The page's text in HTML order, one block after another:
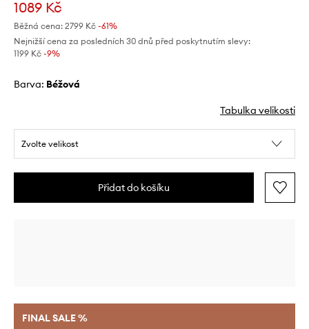
1089 Kč
Běžná cena: 2799 Kč -61%
Nejnižší cena za posledních 30 dnů před poskytnutím slevy:
1199 Kč -9%
Barva: béžová
Tabulka velikosti
Zvolte velikost
Přidat do košíku
FINAL SALE %